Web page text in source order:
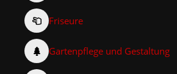
Friseure
Gartenpflege und Gestaltung